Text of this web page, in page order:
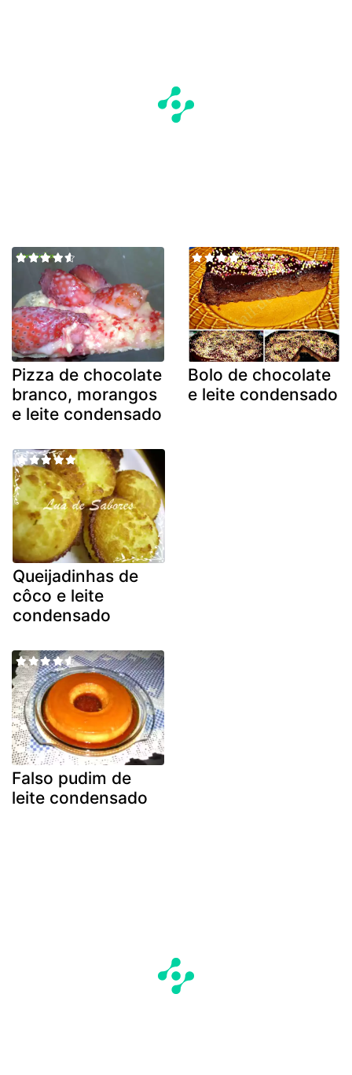
Pizza de chocolate
branco, morangos
e leite condensado
Bolo de chocolate
e leite condensado
Queijadinhas de
côco e leite
condensado
Falso pudim de
leite condensado